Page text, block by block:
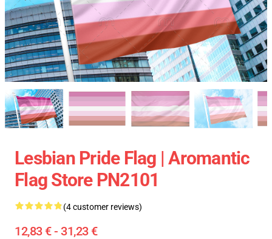
Lesbian Pride Flag | Aromantic
Flag Store PN2101
(4 customer reviews)
12,83 € - 31,23 €